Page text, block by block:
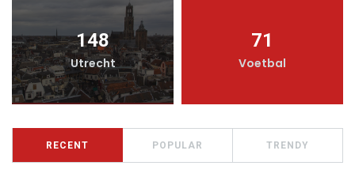
148
Utrecht
71
Voetbal
RECENT POPULAR TRENDY